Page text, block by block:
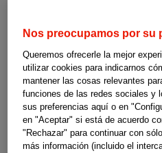
Nos preocupamos por su
Queremos ofrecerle la mejor
utilizar cookies para indicarnos
mantener las cosas relevantes
funciones de las redes sociales y
sus preferencias aquí o en
en "Aceptar" si está de acuerdo
"Rechazar" para continuar con
más información (incluido el